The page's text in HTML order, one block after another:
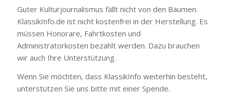
Guter Kulturjournalismus fällt nicht von den Bäumen.
KlassikInfo.de ist nicht kostenfrei in der Herstellung. Es
müssen Honorare, Fahrtkosten und
Administratorkosten bezahlt werden. Dazu brauchen
wir auch Ihre Unterstützung.
Wenn Sie möchten, dass KlassikInfo weiterhin besteht,
unterstützen Sie uns bitte mit einer Spende.